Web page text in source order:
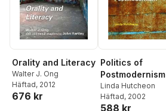
Orality and Literacy
Walter J. Ong
Häftad, 2012
676 kr
Politics of
Postmodernism
Linda Hutcheon
Häftad, 2002
588 kr